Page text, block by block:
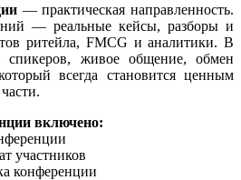
— практическая направленность.
— реальные кейсы, разборы и
ритейла, FMCG и аналитики. В
спикеров, живое общение, обмен
всегда становится ценным
включено:
участников
конференции